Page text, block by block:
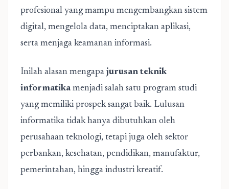
profesional yang mampu mengembangkan sistem
digital, mengelola data, menciptakan aplikasi,
serta menjaga keamanan informasi.
Inilah alasan mengapa jurusan teknik
informatikamenjadi salah satu program studi
yang memiliki prospek sangat baik. Lulusan
informatika tidak hanya dibutuhkan oleh
perusahaan teknologi, tetapi juga oleh sektor
perbankan, kesehatan, pendidikan, manufaktur,
pemerintahan, hingga industri kreatif.